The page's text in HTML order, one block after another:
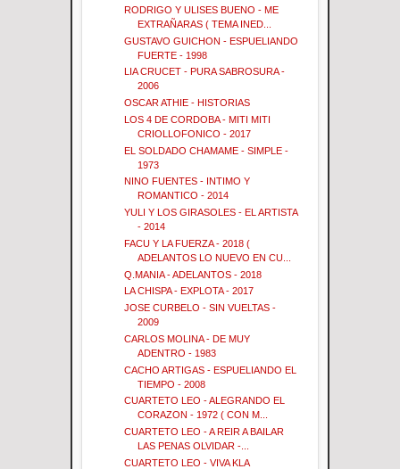
RODRIGO Y ULISES BUENO - ME
EXTRAÑARAS ( TEMA INED...
GUSTAVO GUICHON - ESPUELIANDO
FUERTE - 1998
LIA CRUCET - PURA SABROSURA -
2006
OSCAR ATHIE - HISTORIAS
LOS 4 DE CORDOBA - MITI MITI
CRIOLLOFONICO - 2017
EL SOLDADO CHAMAME - SIMPLE -
1973
NINO FUENTES - INTIMO Y
ROMANTICO - 2014
YULI Y LOS GIRASOLES - EL ARTISTA
- 2014
FACU Y LA FUERZA - 2018 (
ADELANTOS LO NUEVO EN CU...
Q.MANIA - ADELANTOS - 2018
LA CHISPA - EXPLOTA - 2017
JOSE CURBELO - SIN VUELTAS -
2009
CARLOS MOLINA - DE MUY
ADENTRO - 1983
CACHO ARTIGAS - ESPUELIANDO EL
TIEMPO - 2008
CUARTETO LEO - ALEGRANDO EL
CORAZON - 1972 ( CON M...
CUARTETO LEO - A REIR A BAILAR
LAS PENAS OLVIDAR -...
CUARTETO LEO - VIVA KLA